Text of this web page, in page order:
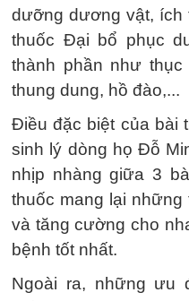
dưỡng dương vật, ích
thuốc Đại bổ phục
thành phần như
thung dung, hồ đào,...
Điều đặc biệt của bài
sinh lý dòng họ Đỗ
nhịp nhàng giữa 3
thuốc mang lại
và tăng cường cho
bệnh tốt nhất.
Ngoài ra, những ưu